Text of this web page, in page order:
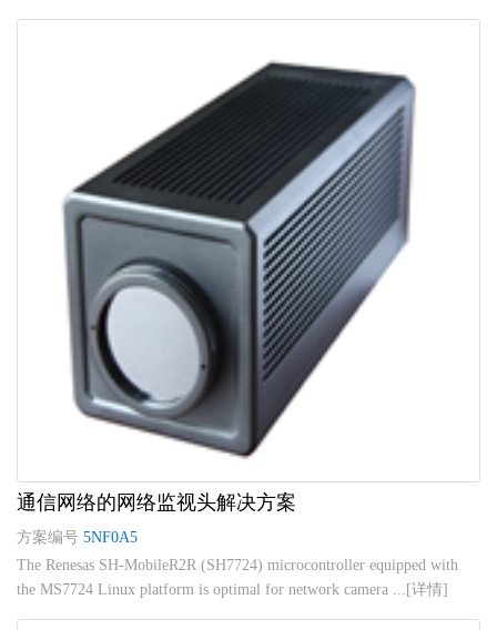
通信网络的网络监视头解决方案
方案编号 5NF0A5
The Renesas SH-MobileR2R (SH7724) microcontroller equipped with
the MS7724 Linux platform is optimal for network camera ...[详情]